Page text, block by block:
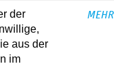
der
aus der
im
MEHR